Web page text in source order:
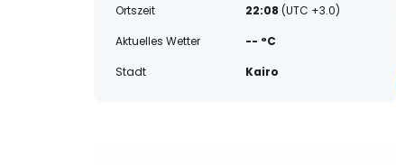
Ortszeit
22:08 (UTC +3.0)
Aktuelles Wetter
-- °C
Stadt
Kairo